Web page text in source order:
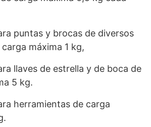
puntas y brocas de diversos
máxima 1 kg,
llaves de estrella y de boca de
5 kg.
herramientas de carga